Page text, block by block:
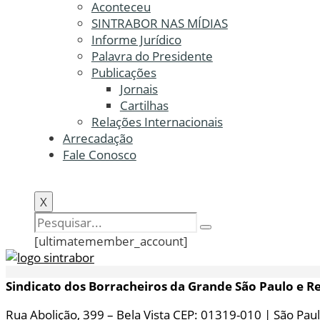
Aconteceu
SINTRABOR NAS MÍDIAS
Informe Jurídico
Palavra do Presidente
Publicações
Jornais
Cartilhas
Relações Internacionais
Arrecadação
Fale Conosco
X
[ultimatemember_account]
Sindicato dos Borracheiros da Grande São Paulo e
Rua Abolição, 399 – Bela Vista CEP: 01319-010 | São